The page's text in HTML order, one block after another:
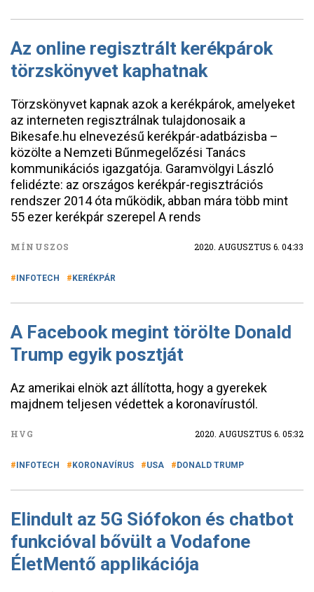
Az online regisztrált kerékpárok
törzskönyvet kaphatnak
Törzskönyvet kapnak azok a kerékpárok, amelyeket
az interneten regisztrálnak tulajdonosaik a
Bikesafe.hu elnevezésű kerékpár-adatbázisba –
közölte a Nemzeti Bűnmegelőzési Tanács
kommunikációs igazgatója. Garamvölgyi László
felidézte: az országos kerékpár-regisztrációs
rendszer 2014 óta működik, abban mára több mint
55 ezer kerékpár szerepel A rends
MÍNUSZOS 2020. AUGUSZTUS 6. 04:33
INFOTECH KERÉKPÁR
A Facebook megint törölte Donald
Trump egyik posztját
Az amerikai elnök azt állította, hogy a gyerekek
majdnem teljesen védettek a koronavírustól.
HVG 2020. AUGUSZTUS 6. 05:32
INFOTECH KORONAVÍRUS USA DONALD TRUMP
Elindult az 5G Siófokon és chatbot
funkcióval bővült a Vodafone
ÉletMentő applikációja